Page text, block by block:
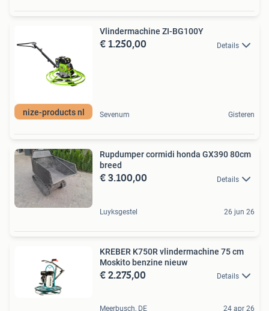
nize-products nl
Vlindermachine ZI-BG100Y
€ 1.250,00 Details
Sevenum Gisteren
Rupdumper cormidi honda GX390 80cm
breed
€ 3.100,00 Details
Luyksgestel 26 jun 26
KREBER K750R vlindermachine 75 cm
Moskito benzine nieuw
€ 2.275,00 Details
Meerbusch, DE 24 apr 26